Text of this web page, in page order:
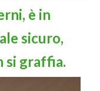
è in
sicuro,
si graffia.